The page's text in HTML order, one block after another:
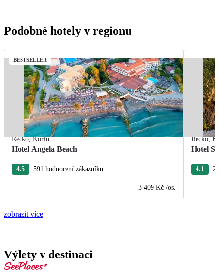
Podobné hotely v regionu
BESTSELLER
Řecko,Korfu
Hotel Angela Beach
4.5 591 hodnocení zákazníků
3 409 Kč /os.
Řecko,
Hotel
4.1
zobrazit více
Výlety v destinaci